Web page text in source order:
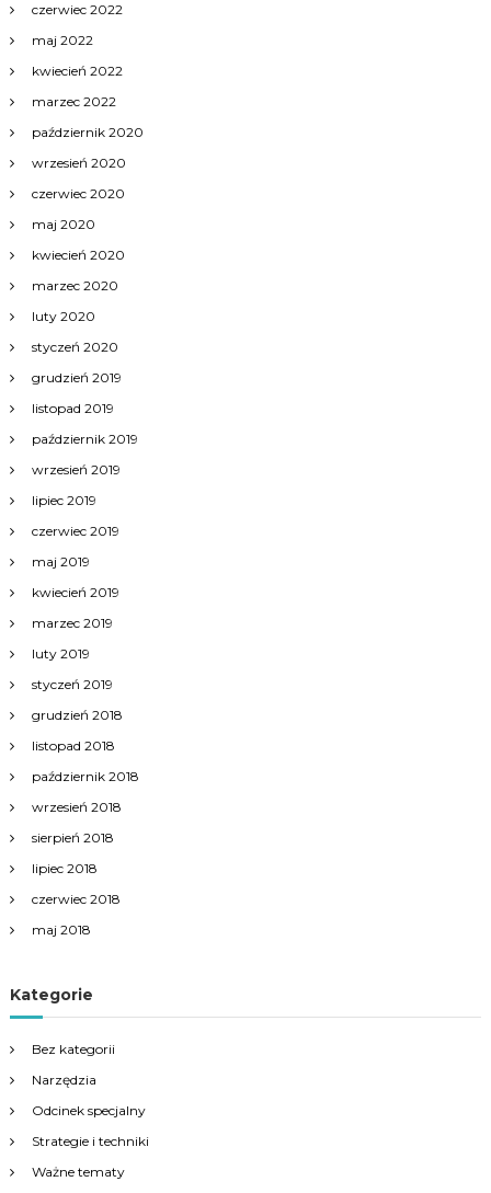
czerwiec 2022
maj 2022
kwiecień 2022
marzec 2022
październik 2020
wrzesień 2020
czerwiec 2020
maj 2020
kwiecień 2020
marzec 2020
luty 2020
styczeń 2020
grudzień 2019
listopad 2019
październik 2019
wrzesień 2019
lipiec 2019
czerwiec 2019
maj 2019
kwiecień 2019
marzec 2019
luty 2019
styczeń 2019
grudzień 2018
listopad 2018
październik 2018
wrzesień 2018
sierpień 2018
lipiec 2018
czerwiec 2018
maj 2018
Kategorie
Bez kategorii
Narzędzia
Odcinek specjalny
Strategie i techniki
Ważne tematy